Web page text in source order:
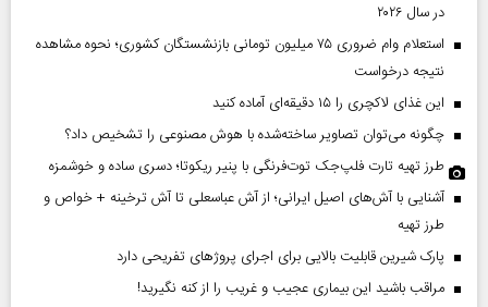
در سال ۲۰۲۶
استعلام وام ضروری ۷۵ میلیون تومانی بازنشستگان کشوری؛ نحوه مشاهده
نتیجه درخواست
این غذای لاکچری را ۱۵ دقیقه‌ای آماده کنید
چگونه می‌توان تصاویر ساخته‌شده با هوش مصنوعی را تشخیص داد؟
طرز تهیه تارت فلپ‌جک توت‌فرنگی با پنیر ریکوتا؛ دسری ساده و خوشمزه
آشنایی با آش‌های اصیل ایرانی؛ از آش عباسعلی تا آش ترخینه + خواص و
طرز تهیه
پارک شیرین قابلیت‌ بالایی برای اجرای پروژهای تفریحی دارد
مراقب باشید این بیماری عجیب و غریب را از کنه نگیرید!